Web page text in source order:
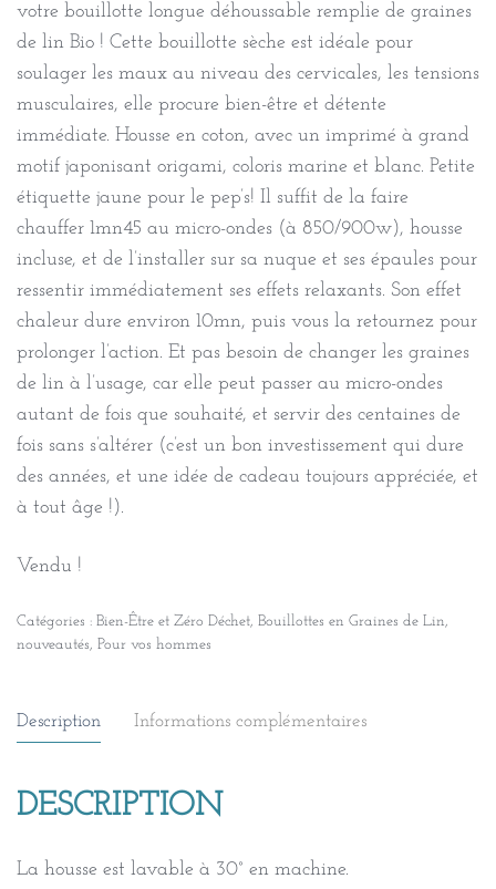
votre bouillotte longue déhoussable remplie de graines
de lin Bio ! Cette bouillotte sèche est idéale pour
soulager les maux au niveau des cervicales, les tensions
musculaires, elle procure bien-être et détente
immédiate. Housse en coton, avec un imprimé à grand
motif japonisant origami, coloris marine et blanc. Petite
étiquette jaune pour le pep’s! Il suffit de la faire
chauffer 1mn45 au micro-ondes (à 850/900w), housse
incluse, et de l’installer sur sa nuque et ses épaules pour
ressentir immédiatement ses effets relaxants. Son effet
chaleur dure environ 10mn, puis vous la retournez pour
prolonger l’action. Et pas besoin de changer les graines
de lin à l’usage, car elle peut passer au micro-ondes
autant de fois que souhaité, et servir des centaines de
fois sans s’altérer (c’est un bon investissement qui dure
des années, et une idée de cadeau toujours appréciée, et
à tout âge !).
Vendu !
Catégories : Bien-Être et Zéro Déchet, Bouillottes en Graines de Lin,
nouveautés, Pour vos hommes
Description Informations complémentaires
DESCRIPTION
La housse est lavable à 30° en machine.